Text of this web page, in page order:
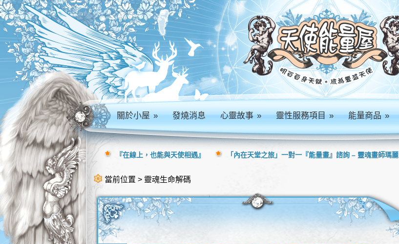
關於小屋» 發燒消息 心靈故事» 靈性服務項目» 能量商品»
當前位置 > 靈魂生命解碼
『在線上，也能與天使相遇』 「內在天堂之旅」一對一『能量畫』諮詢 – 靈魂畫師瑪麗